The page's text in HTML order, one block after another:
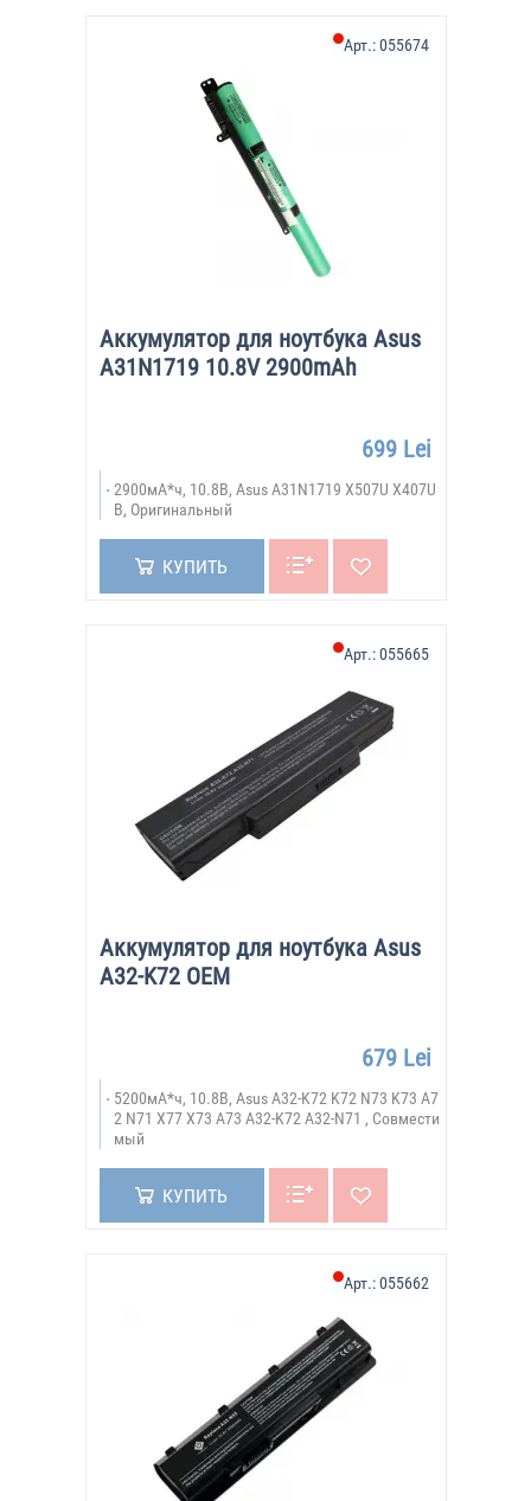
Аккумулятор для ноутбука Asus
A31N1719 10.8V 2900mAh
Арт.:055674
699 Lei
2900мА*ч, 10.8В, Asus A31N1719 X507U X407U
B, Оригинальный
КУПИТЬ
Аккумулятор для ноутбука Asus
A32-K72 OEM
Арт.:055665
679 Lei
5200мА*ч, 10.8В, Asus A32-K72 K72 N73 K73 A7
2 N71 X77 X73 A73 A32-K72 A32-N71 , Совмести
мый
КУПИТЬ
Арт.:055662